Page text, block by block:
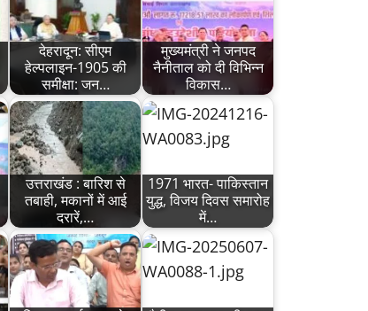
देहरादून: सीएम
हेल्पलाइन-1905 की
समीक्षा: जन…
मुख्यमंत्री ने जनपद
नैनीताल को दी विभिन्न
विकास…
उत्तराखंड : बारिश से
तबाही, मकानों में आई
दरारें,…
1971 भारत- पाकिस्तान
युद्ध, विजय दिवस समारोह
में…